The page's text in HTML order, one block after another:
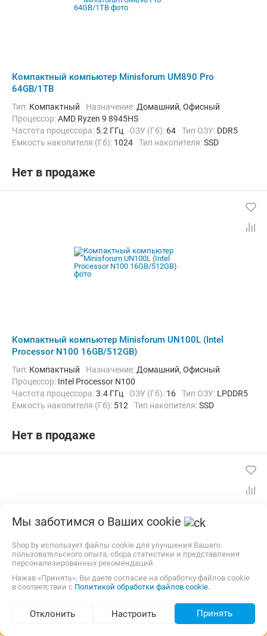
Подбор по параметрам (38)
Компактный компьютер Minisforum UM890 Pro
64GB/1TB
Тип: Компактный Назначение: Домашний, Офисный
Процессор:AMD Ryzen 9 8945HS
Частота процессора: 5.2 ГГц ОЗУ (Гб): 64 Тип ОЗУ: DDR5
Емкость накопителя (Гб): 1024 Тип накопителя:SSD
Операционная система:
Нет в продаже
Компактный компьютер Minisforum UN100L (Intel
Processor N100 16GB/512GB)
Тип: Компактный Назначение: Домашний, Офисный
Процессор: Intel Processor N100
Частота процессора:3.4 ГГц ОЗУ (Гб): 16 Тип ОЗУ: LPDDR5
Емкость накопителя (Гб): 512 Тип накопителя:SSD
Операционная система:
Нет в продаже
Компактный компьютер Minisforum UN1245 (Intel Core
i5-12450H 16GB/512GB)
Мы заботимся о Ваших cookie
Shop.by использует файлы cookie для улучшения Вашего
пользовательского опыта, сбора статистики и представления
персонализированных рекомендаций.
Нажав «Принять», Вы даете согласие на обработку файлов cookie
в соответствии с Политикой обработки файлов cookie.
Отклонить Настроить Принять